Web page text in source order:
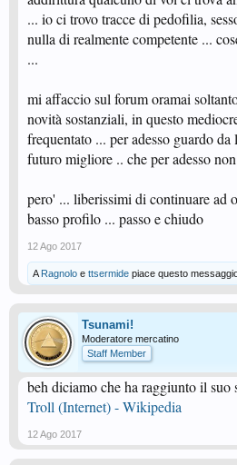
... io ci trovo tracce di pedofilia,
nulla di realmente competente ...
...
mi affaccio sul forum oramai
novità sostanziali, in questo
frequentato ... per adesso guardo
futuro migliore .. che per adesso
pero' ... liberissimi di continuare ad
basso profilo ... passo e chiudo
12 Ago 2017
A Ragnolo e ttsermide piace questo
Tsunami!
Moderatore mercatino
Staff Member
beh diciamo che ha raggiunto il suo
Troll (Internet) - Wikipedia
12 Ago 2017